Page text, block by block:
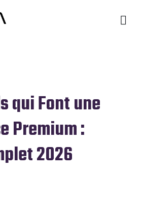
qui Font une
Premium :
2026